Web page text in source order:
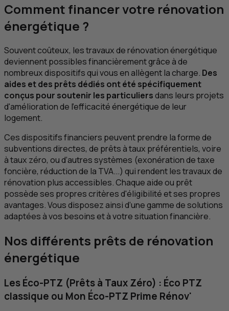
Comment financer votre rénovation
énergétique ?
Souvent coûteux, les travaux de rénovation énergétique
deviennent possibles financièrement grâce à de
nombreux dispositifs qui vous en allègent la charge. Des
aides et des prêts dédiés ont été spécifiquement
conçus pour soutenir les particuliersdans leurs projets
d'amélioration de l'efficacité énergétique de leur
logement.
Ces dispositifs financiers peuvent prendre la forme de
subventions directes, de prêts à taux préférentiels, voire
à taux zéro, ou d’autres systèmes (exonération de taxe
foncière, réduction de la TVA...) qui rendent les travaux de
rénovation plus accessibles. Chaque aide ou prêt
possède ses propres critères d'éligibilité et ses propres
avantages. Vous disposez ainsi d’une gamme de solutions
adaptées à vos besoins et à votre situation financière.
Nos différents prêts de rénovation
énergétique
Les Éco‑PTZ (Prêts à Taux Zéro) : Éco PTZ
classique ou Mon Éco‑PTZ Prime Rénov'